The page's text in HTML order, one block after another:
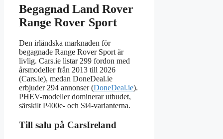
Begagnad Land Rover
Range Rover Sport
Den irländska marknaden för
begagnade Range Rover Sport är
livlig. Cars.ie listar 299 fordon med
årsmodeller från 2013 till 2026
(Cars.ie), medan DoneDeal.ie
erbjuder 294 annonser (DoneDeal.ie).
PHEV-modeller dominerar utbudet,
särskilt P400e- och Si4-varianterna.
Till salu på CarsIreland